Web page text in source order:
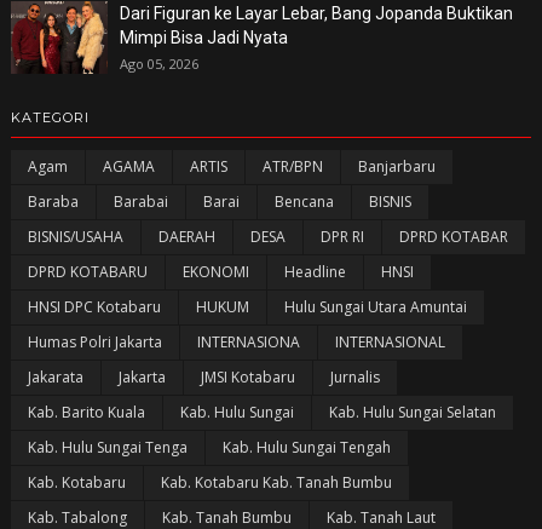
Dari Figuran ke Layar Lebar, Bang Jopanda Buktikan
Mimpi Bisa Jadi Nyata
Ago 05, 2026
KATEGORI
Agam AGAMA ARTIS ATR/BPN
Banjarbaru
Baraba
Barabai Barai Bencana
BISNIS
BISNIS/USAHA
DAERAH DESA DPR RI
DPRD KOTABAR
DPRD KOTABARU
EKONOMI Headline
HNSI
HNSI DPC Kotabaru
HUKUM
Hulu Sungai Utara Amuntai
Humas Polri Jakarta
INTERNASIONA
INTERNASIONAL
Jakarata
Jakarta JMSI Kotabaru
Jurnalis
Kab. Barito Kuala
Kab. Hulu Sungai
Kab. Hulu Sungai Selatan
Kab. Hulu Sungai Tenga
Kab. Hulu Sungai Tengah
Kab. Kotabaru
Kab. Kotabaru Kab. Tanah Bumbu
Kab. Tabalong
Kab. Tanah Bumbu
Kab. Tanah Laut